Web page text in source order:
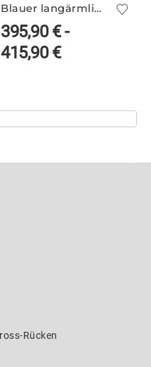
Blauer langärmliger Turnanzug VALERIE/1 mit Farbverlauf
395,90€-
415,90€
Rücken